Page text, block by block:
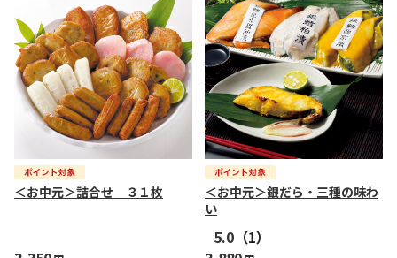
＜お中元＞詰合せ ３１枚
＜お中元＞銀だら・三種の味わ
い
5.0 （1）